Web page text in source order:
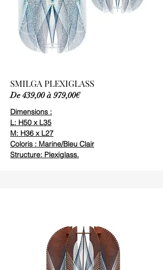
SMILGA PLEXIGLASS
De 439,00 à 979,00€
Dimensions :
L: H50 x L35
M: H36 x L27
Coloris : Marine/Bleu Clair
Structure: Plexiglass.